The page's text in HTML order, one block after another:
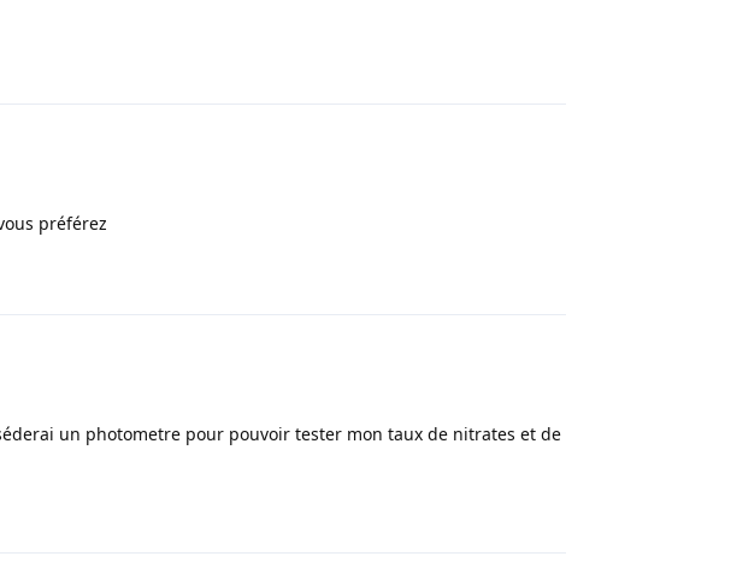
préférez
un photometre pour pouvoir tester mon taux de nitrates et de